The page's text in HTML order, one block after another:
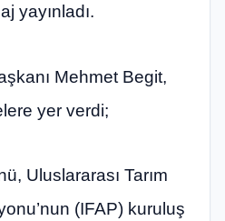
yayınladı.
Mehmet Begit,
yer verdi;
Uluslararası Tarım
(IFAP) kuruluş